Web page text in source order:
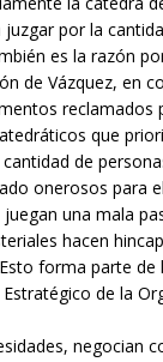
por la
es la razón
de Vázquez, en
reclamados
que
de
onerosos para
una mala
hacen
forma parte
de la
negocian